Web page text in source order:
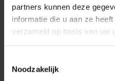
partners kunnen deze
informatie die u aan ze
verzameld op basis van uw
Noodzakelijk